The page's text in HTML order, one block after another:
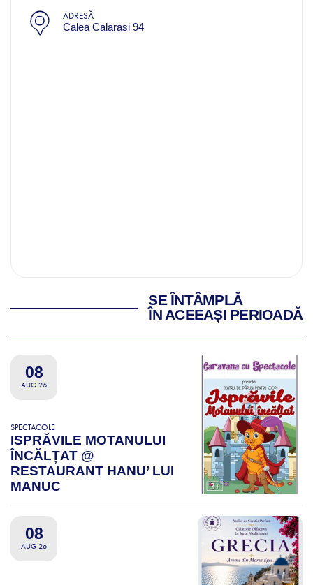
ADRESĂ
Calea Calarasi 94
SE ÎNTÂMPLĂ
ÎN ACEEAȘI PERIOADĂ
08
AUG 26
SPECTACOLE
ISPRĂVILE MOTANULUI
ÎNCĂLȚAT @
RESTAURANT HANU’ LUI
MANUC
08
AUG 26